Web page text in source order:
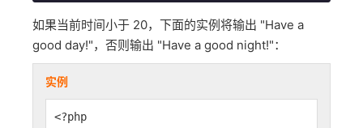
如果当前时间小于 20，下面的实例将输出 "Have a
good day!"，否则输出 "Have a good night!"：
实例
<?php